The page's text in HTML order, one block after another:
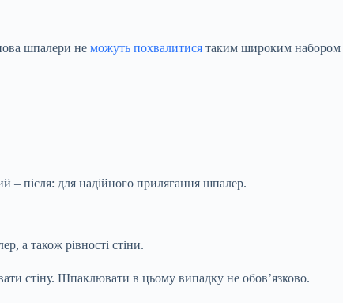
шпалери не можуть похвалитися таким широким набором
– після: для надійного прилягання шпалер.
а також рівності стіни.
стіну. Шпаклювати в цьому випадку не обов’язково.